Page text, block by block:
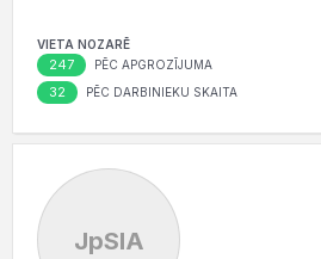
VIETA NOZARĒ
247 PĒC APGROZĪJUMA
32 PĒC DARBINIEKU SKAITA
JpSIA